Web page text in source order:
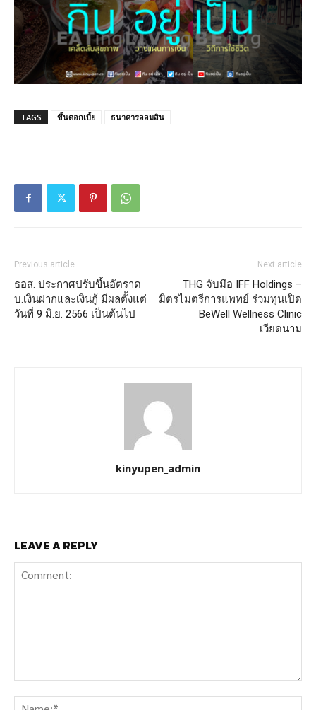
TAGS ขึ้นดอกเบี้ย ธนาคารออมสิน
Previous article
ธอส. ประกาศปรับขึ้นอัตราด
บ.เงินฝากและเงินกู้ มีผลตั้งแต่
วันที่ 9 มิ.ย. 2566 เป็นต้นไป
Next article
THG จับมือ IFF Holdings –
มิตรไมตรีการแพทย์ ร่วมทุนเปิด
BeWell Wellness Clinic
เวียดนาม
kinyupen_admin
LEAVE A REPLY